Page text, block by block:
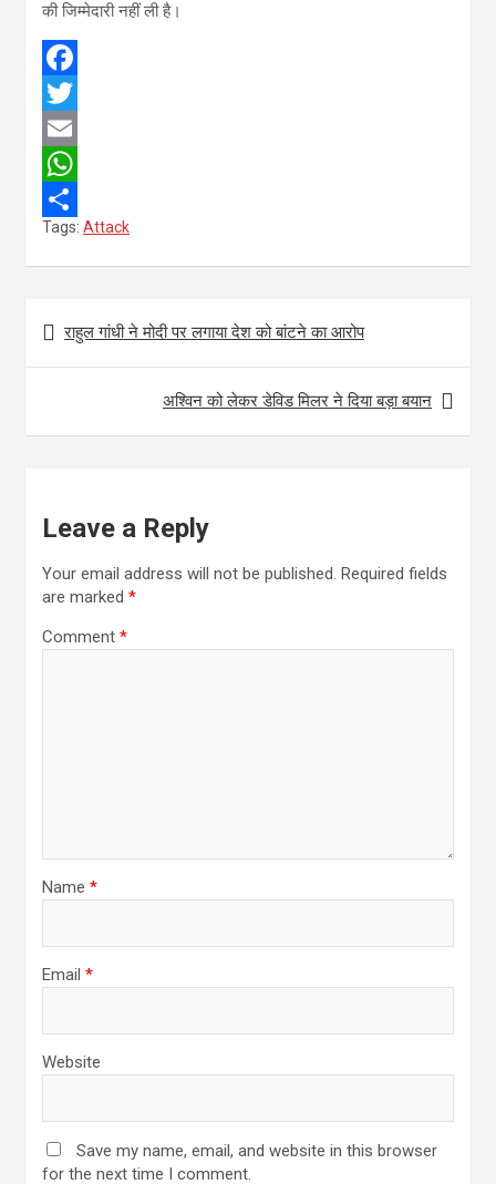
की जिम्मेदारी नहीं ली है।
F
a
c
e
b
o
k
T
w
t
t
r
E
m
a
i
W
h
a
s
S
h
r
Tags: Attack
navigation
राहुल गांधी ने मोदी पर लगाया देश को बांटने का आरोप
अश्विन को लेकर डेविड मिलर ने दिया बड़ा बयान
Leave a Reply
Your email address will not be published. Required fields
are marked *
Comment *
Name *
Email *
Website
Save my name, email, and website in this browser
for the next time I comment.